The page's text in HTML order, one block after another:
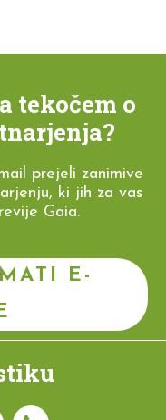
tekočem o
prejeli zanimive
ki jih za vas
Gaia.
E-